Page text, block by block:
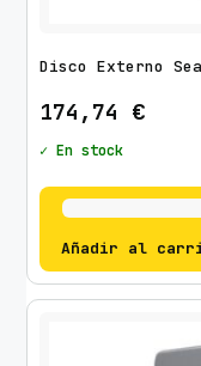
Disco Externo
174,74 €
✓ En stock
Añadir al